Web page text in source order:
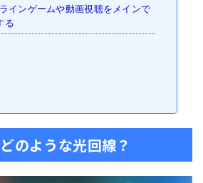
インゲームや動画視聴をメインで
る
のような光回線？